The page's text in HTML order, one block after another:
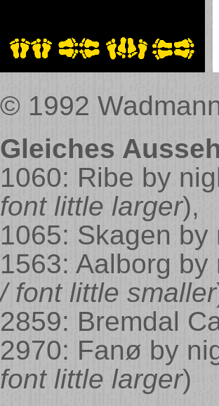
© 1992
Gleiches
1060: Ribe by
font little larger),
1065: Skagen by
1563: Aalborg by
/ font little smaller
2859: Bremdal
2970: Fanø by
font little larger)